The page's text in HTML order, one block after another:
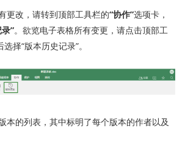
更改，请转到顶部工具栏的“协作”选项卡，
”。欲览电子表格所有变更，请点击顶部工
择“版本历史记录”。
本的列表，其中标明了每个版本的作者以及